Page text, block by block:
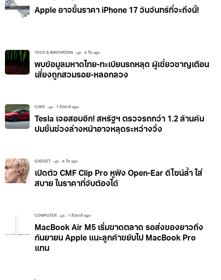
Apple อาจขึ้นราคา iPhone 17 วันจันทร์ที่จะถึงนี้!
TECH & INNOVATION 6 วัน ago
พบข้อมูลมหาดไทย-ทะเบียนรถหลุด ผู้เชี่ยวชาญเตือน
เสี่ยงถูกสวมรอย-หลอกลวง
CARS 1 สัปดาห์ ago
Tesla เจอสอบอีก! สหรัฐฯ ตรวจรถกว่า 1.2 ล้านคัน
ปมชิ้นช่วงล่างหน้าอาจหลุดระหว่างวิ่ง
GADGET 6 วัน ago
เปิดตัว CMF Clip Pro หูฟัง Open-Ear ดีไซน์ล้ำ ใส่
สบาย ในราคาที่จับต้องได้
COMPUTER 1 สัปดาห์ ago
MacBook Air M5 เริ่มขาดตลาด รอส่งของยาวถึง
กันยายน Apple แนะลูกค้าขยับไป MacBook Pro
แทน